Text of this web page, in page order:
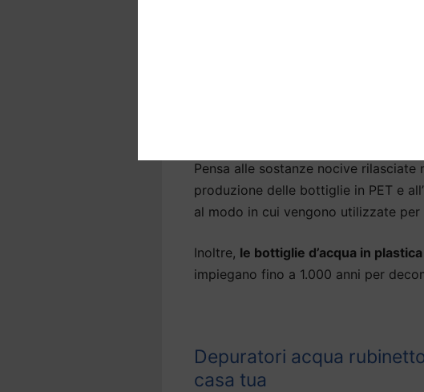
Depuratori acqua a
Pensa alle sostanze nocive rilasciate
produzione delle bottiglie in PET e
al modo in cui vengono utilizzate
Inoltre, le bottiglie d’acqua in
impiegano fino a 1.000 anni per
Depuratori acqua
casa tua